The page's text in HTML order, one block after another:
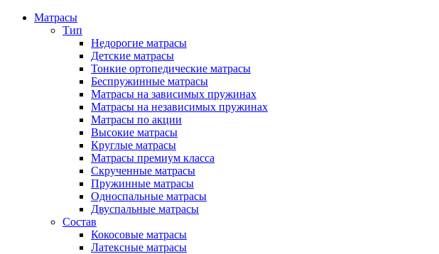
Матрасы
Тип
Недорогие матрасы
Детские матрасы
Тонкие ортопедические матрасы
Беспружинные матрасы
Матрасы на зависимых пружинах
Матрасы на независимых пружинах
Матрасы по акции
Высокие матрасы
Круглые матрасы
Матрасы премиум класса
Скрученные матрасы
Пружинные матрасы
Односпальные матрасы
Двуспальные матрасы
Состав
Кокосовые матрасы
Латексные матрасы